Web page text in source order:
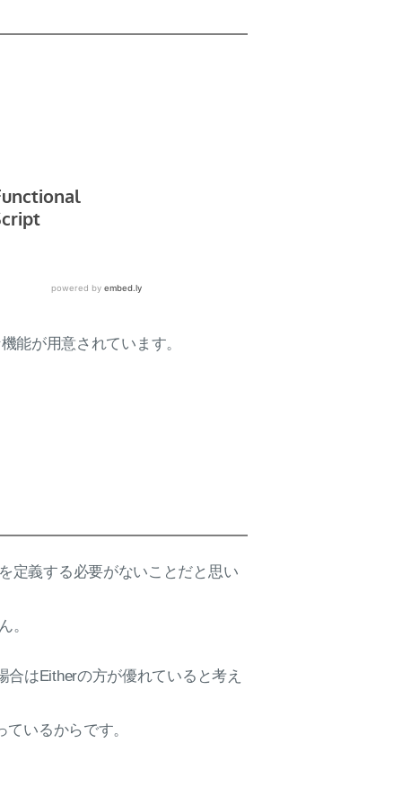
能が用意されています。
定義する必要がないことだと思い
。
はEitherの方が優れていると考え
いるからです。